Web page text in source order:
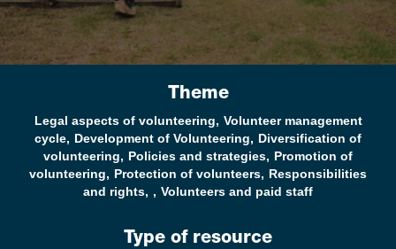
Theme
Legal aspects of volunteering
Volunteer management
cycle
Development of Volunteering
Diversification of
volunteering
Policies and strategies
Promotion of
volunteering
Protection of volunteers
Responsibilities
and rights
Volunteers and paid staff
Type of resource